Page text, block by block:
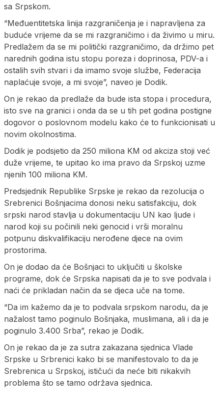
sa Srpskom.
“Međuentitetska linija razgraničenja je i napravljena za
buduće vrijeme da se mi razgraničimo i da živimo u miru.
Predlažem da se mi politički razgraničimo, da držimo pet
narednih godina istu stopu poreza i doprinosa, PDV-a i
ostalih svih stvari i da imamo svoje službe, Federacija
naplaćuje svoje, a mi svoje”, naveo je Dodik.
On je rekao da predlaže da bude ista stopa i procedura,
isto sve na granici i onda da se u tih pet godina postigne
dogovor o poslovnom modelu kako će to funkcionisati u
novim okolnostima.
Dodik je podsjetio da 250 miliona KM od akciza stoji već
duže vrijeme, te upitao ko ima pravo da Srpskoj uzme
njenih 100 miliona KM.
Predsjednik Republike Srpske je rekao da rezolucija o
Srebrenici Bošnjacima donosi neku satisfakciju, dok
srpski narod stavlja u dokumentaciju UN kao ljude i
narod koji su počinili neki genocid i vrši moralnu
potpunu diskvalifikaciju nerođene djece na ovim
prostorima.
On je dodao da će Bošnjaci to uključiti u školske
programe, dok će Srpska napisati da je to sve podvala i
naći će prikladan način da se djeca uče na tome.
“Da im kažemo da je to podvala srpskom narodu, da je
nažalost tamo poginulo Bošnjaka, muslimana, ali i da je
poginulo 3.400 Srba”, rekao je Dodik.
On je rekao da je za sutra zakazana sjednica Vlade
Srpske u Srbrenici kako bi se manifestovalo to da je
Srebrenica u Srpskoj, ističući da neće biti nikakvih
problema što se tamo održava sjednica.